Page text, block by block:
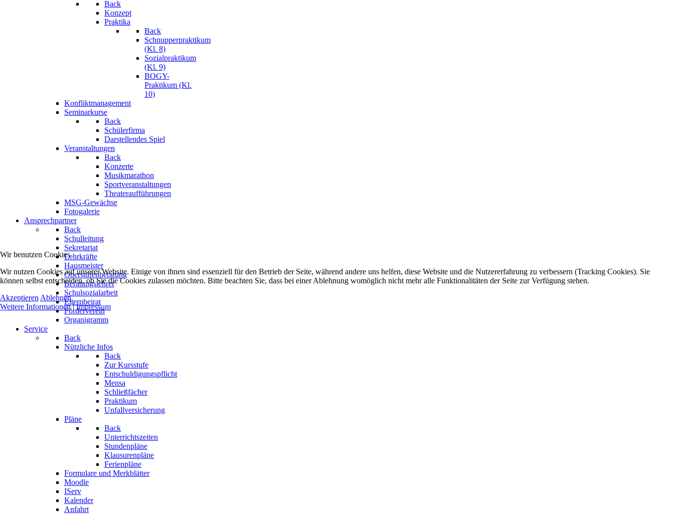
Back
Konzept
Praktika
Back
Schnupperpraktikum
(Kl. 8)
Sozialpraktikum
(Kl. 9)
BOGY-
Praktikum (Kl.
10)
Konfliktmanagement
Seminarkurse
Back
Schülerfirma
Darstellendes Spiel
Veranstaltungen
Back
Konzerte
Musikmarathon
Sportveranstaltungen
Theateraufführungen
MSG-Gewächse
Fotogalerie
Ansprechpartner
Back
Schulleitung
Sekretariat
Lehrkräfte
Hausmeister
Oberstufenberatung
Beratungslehrer
Schulsozialarbeit
Elternbeirat
Förderverein
Organigramm
Service
Back
Nützliche Infos
Back
Zur Kursstufe
Entschuldigungspflicht
Mensa
Schließfächer
Praktikum
Unfallversicherung
Pläne
Back
Unterrichtszeiten
Stundenpläne
Klausurenpläne
Ferienpläne
Formulare und Merkblätter
Moodle
IServ
Kalender
Anfahrt
Wir benutzen Cookies
Wir nutzen Cookies auf unserer Website. Einige von ihnen sind essenziell für den Betrieb der Seite, während andere uns helfen, diese Website und die Nutzererfahrung zu verbessern (Tracking Cookies). Sie
können selbst entscheiden, ob Sie die Cookies zulassen möchten. Bitte beachten Sie, dass bei einer Ablehnung womöglich nicht mehr alle Funktionalitäten der Seite zur Verfügung stehen.
Akzeptieren Ablehnen
Weitere Informationen|Impressum